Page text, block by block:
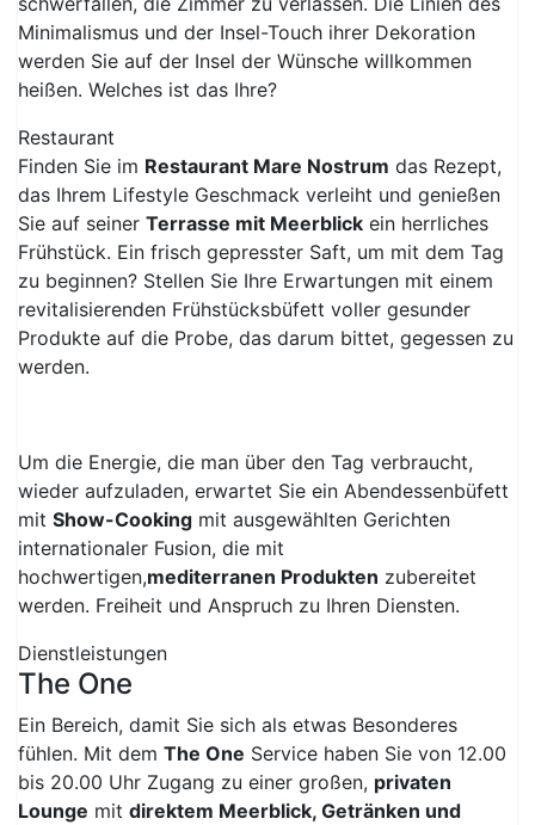
Minimalismus und der Insel-Touch ihrer Dekoration
werden Sie auf der Insel der Wünsche willkommen
heißen. Welches ist das Ihre?
Restaurant
Finden Sie im Restaurant Mare Nostrum das Rezept,
das Ihrem Lifestyle Geschmack verleiht und genießen
Sie auf seiner Terrasse mit Meerblick ein herrliches
Frühstück. Ein frisch gepresster Saft, um mit dem Tag
zu beginnen? Stellen Sie Ihre Erwartungen mit einem
revitalisierenden Frühstücksbüfett voller gesunder
Produkte auf die Probe, das darum bittet, gegessen zu
werden.
Um die Energie, die man über den Tag verbraucht,
wieder aufzuladen, erwartet Sie ein Abendessenbüfett
mit Show-Cooking mit ausgewählten Gerichten
internationaler Fusion, die mit
hochwertigen,mediterranen Produkten zubereitet
werden. Freiheit und Anspruch zu Ihren Diensten.
Dienstleistungen
The One
Ein Bereich, damit Sie sich als etwas Besonderes
fühlen. Mit dem The One Service haben Sie von 12.00
bis 20.00 Uhr Zugang zu einer großen, privaten
Lounge mit direktem Meerblick, Getränken und